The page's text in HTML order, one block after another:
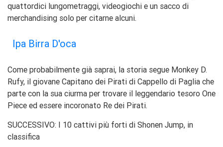
quattordici lungometraggi, videogiochi e un sacco di
merchandising solo per citarne alcuni.
Ipa Birra D'oca
Come probabilmente già saprai, la storia segue Monkey D.
Rufy, il giovane Capitano dei Pirati di Cappello di Paglia che
parte con la sua ciurma per trovare il leggendario tesoro One
Piece ed essere incoronato Re dei Pirati.
SUCCESSIVO: I 10 cattivi più forti di Shonen Jump, in
classifica